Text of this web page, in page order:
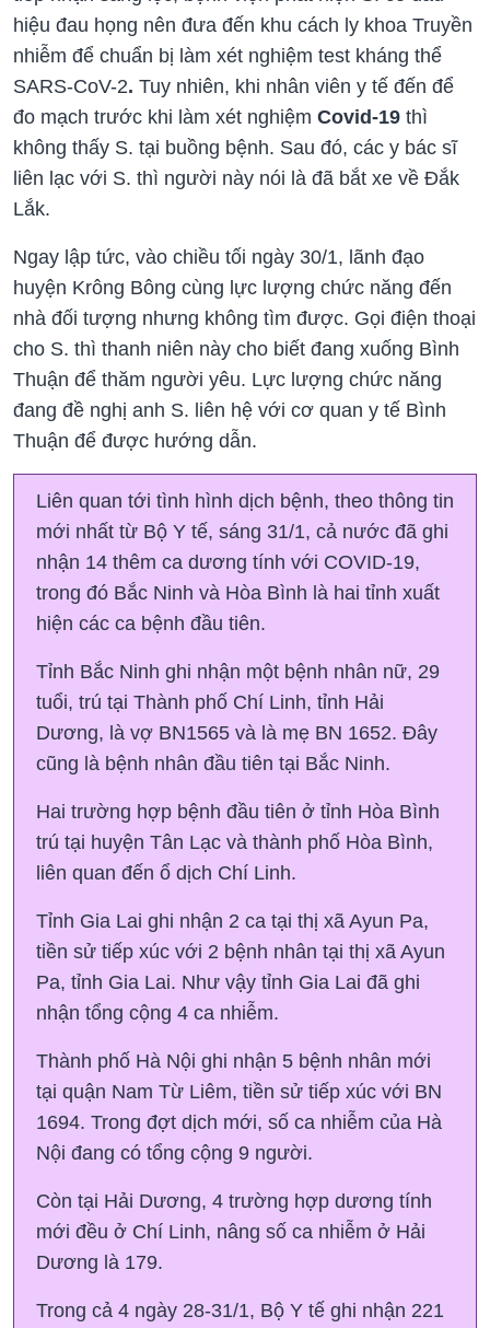
hiệu đau họng nên đưa đến khu cách ly khoa Truyền
nhiễm để chuẩn bị làm xét nghiệm test kháng thể
SARS-CoV-2. Tuy nhiên, khi nhân viên y tế đến để
đo mạch trước khi làm xét nghiệm Covid-19 thì
không thấy S. tại buồng bệnh. Sau đó, các y bác sĩ
liên lạc với S. thì người này nói là đã bắt xe về Đắk
Lắk.
Ngay lập tức, vào chiều tối ngày 30/1, lãnh đạo
huyện Krông Bông cùng lực lượng chức năng đến
nhà đối tượng nhưng không tìm được. Gọi điện thoại
cho S. thì thanh niên này cho biết đang xuống Bình
Thuận để thăm người yêu. Lực lượng chức năng
đang đề nghị anh S. liên hệ với cơ quan y tế Bình
Thuận để được hướng dẫn.
Liên quan tới tình hình dịch bệnh, theo thông tin
mới nhất từ Bộ Y tế, sáng 31/1, cả nước đã ghi
nhận 14 thêm ca dương tính với COVID-19,
trong đó Bắc Ninh và Hòa Bình là hai tỉnh xuất
hiện các ca bệnh đầu tiên.
Tỉnh Bắc Ninh ghi nhận một bệnh nhân nữ, 29
tuổi, trú tại Thành phố Chí Linh, tỉnh Hải
Dương, là vợ BN1565 và là mẹ BN 1652. Đây
cũng là bệnh nhân đầu tiên tại Bắc Ninh.
Hai trường hợp bệnh đầu tiên ở tỉnh Hòa Bình
trú tại huyện Tân Lạc và thành phố Hòa Bình,
liên quan đến ổ dịch Chí Linh.
Tỉnh Gia Lai ghi nhận 2 ca tại thị xã Ayun Pa,
tiền sử tiếp xúc với 2 bệnh nhân tại thị xã Ayun
Pa, tỉnh Gia Lai. Như vậy tỉnh Gia Lai đã ghi
nhận tổng cộng 4 ca nhiễm.
Thành phố Hà Nội ghi nhận 5 bệnh nhân mới
tại quận Nam Từ Liêm, tiền sử tiếp xúc với BN
1694. Trong đợt dịch mới, số ca nhiễm của Hà
Nội đang có tổng cộng 9 người.
Còn tại Hải Dương, 4 trường hợp dương tính
mới đều ở Chí Linh, nâng số ca nhiễm ở Hải
Dương là 179.
Trong cả 4 ngày 28-31/1, Bộ Y tế ghi nhận 221